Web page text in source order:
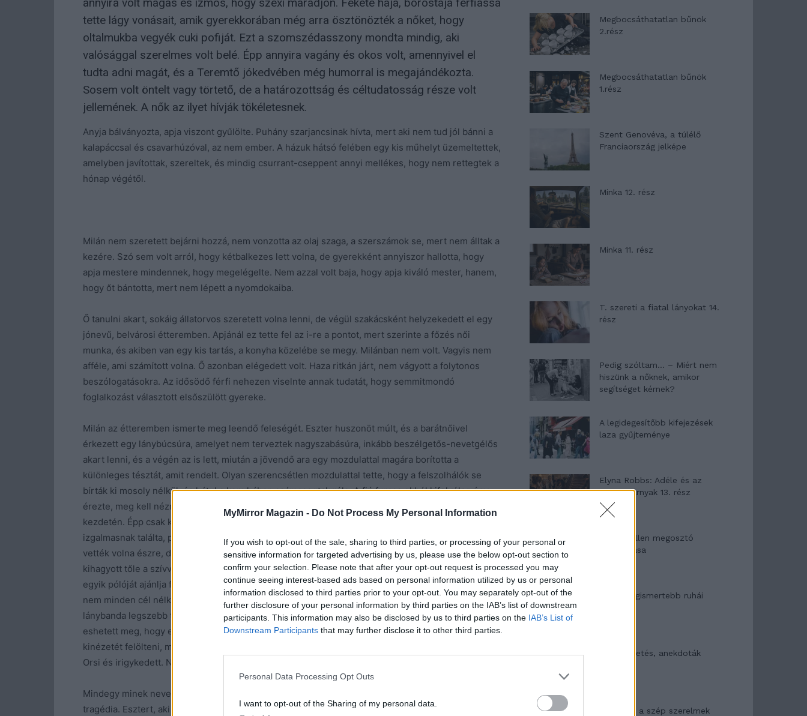
MyMirror Magazin - Do Not Process My Personal Information
If you wish to opt-out of the sale, sharing to third parties, or processing of your personal or
sensitive information for targeted advertising by us, please use the below opt-out section to
confirm your selection. Please note that after your opt-out request is processed you may
continue seeing interest-based ads based on personal information utilized by us or personal
information disclosed to third parties prior to your opt-out. You may separately opt-out of the
further disclosure of your personal information by third parties on the IAB’s list of downstream
participants. This information may also be disclosed by us to third parties on the IAB’s List of
Downstream Participants that may further disclose it to other third parties.
Personal Data Processing Opt Outs
I want to opt-out of the Sharing of my personal data.
tette lágy vonásait, amik gyerekkorában még arra ösztönözték a nőket, hogy
oltalmukba vegyék cuki pofiját. Ezt a szomszédasszony mondta mindig, aki
valósággal szerelmes volt belé. Épp annyira vagány és okos volt, amennyivel el
tudta adni magát, és a Teremtő jókedvében még humorral is megajándékozta.
Sosem volt öntelt vagy törtető, de a határozottság és céltudatosság része volt
jellemének. A nők az ilyet hívják tökéletesnek.
Anyja bálványozta, apja viszont gyűlölte. Puhány szarjancsinak hívta, mert aki nem tud jól bánni a
kalapáccsal és csavarhúzóval, az nem ember. A házuk hátsó felében egy kis műhelyt üzemeltettek,
amelyben javítottak, szereltek, és mindig csurrant-cseppent annyi mellékes, hogy nem rettegtek a
hónap végétől.
Milán nem szeretett bejárni hozzá, nem vonzotta az olaj szaga, a szerszámok se, mert nem álltak a
kezére. Szó sem volt arról, hogy kétbalkezes lett volna, de gyerekként annyiszor hallotta, hogy
apja mestere mindennek, hogy megelégelte. Nem azzal volt baja, hogy apja kiváló mester, hanem,
hogy őt bántotta, mert nem lépett a nyomdokaiba.
Ő tanulni akart, sokáig állatorvos szeretett volna lenni, de végül szakácsként helyzekedett el egy
jónevű, belvárosi étteremben. Apjánál ez tette fel az i-re a pontot, mert szerinte a főzés női
munka, és akiben van egy kis tartás, a konyha közelébe se megy. Milánban nem volt. Vagyis nem
afféle, ami számított volna. Ő azonban elégedett volt. Haza ritkán járt, nem vágyott a folytonos
beszólogatásokra. Az idősödő férfi nehezen viselnte annak tudatát, hogy semmitmondó
foglalkozást választott elsőszülött gyereke.
Milán az étteremben ismerte meg leendő feleségét. Eszter huszonöt múlt, és a barátnőivel
érkezett egy lánybúcsúra, amelyet nem terveztek nagyszabásúra, inkább beszélgetős-nevetgélős
akart lenni, és a végén az is lett, miután a jövendő ara egy mozdulattal magára borította a
különleges tésztát, amit rendelt. Olyan szerencsétlen mozdulattal tette, hogy a felszolhálók se
bírták ki mosoly nélkül, és hátul a konyhában csámcsogtak róla. A fiú furcsa okból kifolyólag úgy
érezte, meg kell néznie a szerencsétlent, hiszen mindene szószos lett, ami nem jó ómen egy est
kezdetén. Épp csak kikukkantott, amikor megakadt a szeme Eszteren. Gyönyörűnek és
izgalmasnak találta, pedig az égadta világon semmit sem tudott róla. Idegen szemek talán nem is
vették volna észre, de ő meglátott valamit a lányban, aki úgy mosolygott, hogy egy pillanatra
kihagyott tőle a szívverése. Eldöntötte, hogy azonnal csinál egy új adag tésztát, és az étterem
egyik pólóját ajánlja fel csereruhának a szerencsétlenül jártnak. Jótékonyság volt a javából, de
nem minden cél nélkül. Minden olyan gyorsan történt, hogy mire feleszmélt, már randira is hívta a
lánybanda legszebb tagját. A többiek ámulva meredtek Eszterre és nem értették, hogy miként
eshetett meg, hogy egy szakács csak úgy kisétál a konyhából, közben képes egy valódi filmsztár
kinézetét felölteni, majd kedvessége csúcsán még találkára hívja egyiküket. Mese habbal, mondta
Orsi és irigykedett. Nem, ez maga a giccses valóság, jegyezte meg Emma, és megcsóválta a fejét.
Mindegy minek nevezzük, az volt, ami, és házasság lett belőle egy év múlva, két év múlva pedig
tragédia. Esztert, aki már az anyaságra készült lélekben egy ideje, egy szottyos novemberi estén
Megbocsáthatatlan bűnök
2.rész
Megbocsáthatatlan bűnök
1.rész
Szent Genovéva, a túlélő
Franciaország jelképe
Minka 12. rész
Minka 11. rész
T. szereti a fiatal lányokat 14.
rész
Pedig szóltam… – Miért nem
hiszünk a nőknek, amikor
segítséget kérnek?
A legidegesítőbb kifejezések
laza gyűjteménye
Elyna Robbs: Adéle és az
örökölt árnyak 13. rész
Woody Allen megosztó
zsenialitása
A világ legismertebb ruhái
Nyár, nevetés, anekdoták
Panna és a szép szerelmek